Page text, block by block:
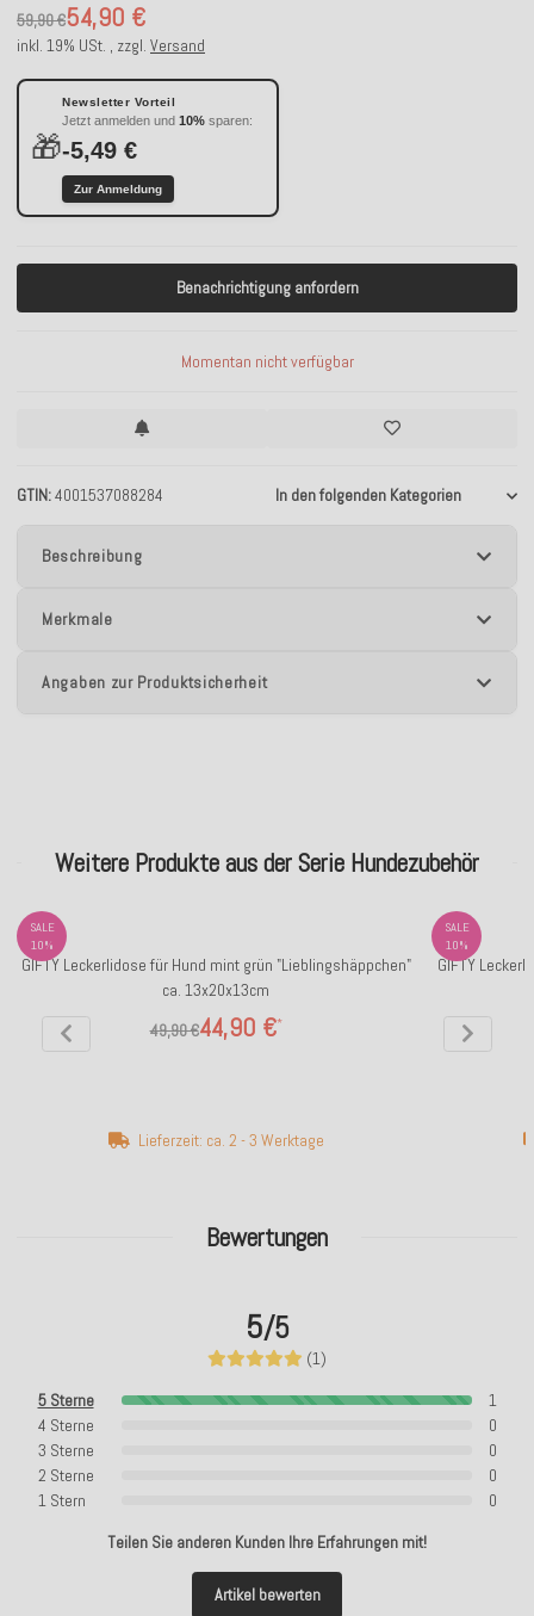
GTIN 4001537088284 In den folgenden Kategorien
54,90 €
59,90 €
inkl. 19% USt. , zzgl. Versand
🎁
Newsletter Vorteil
Jetzt anmelden und 10% sparen:
-5,49 €
Zur Anmeldung
Benachrichtigung anfordern
Momentan nicht verfügbar
Beschreibung
Merkmale
Angaben zur Produktsicherheit
Bewertungen
5/5
(1)
5 Sterne
1
4 Sterne
0
3 Sterne
0
2 Sterne
0
1 Stern
0
Teilen Sie anderen Kunden Ihre Erfahrungen mit!
Artikel bewerten
Weitere Produkte aus der Serie Hundezubehör
SALE
10%
GIFTY Leckerlidose für Hund mint grün "Lieblingshäppchen"
ca. 13x20x13cm
44,90 €*
49,90 €
Lieferzeit: ca. 2 - 3 Werktage
SALE
10%
GIFTY